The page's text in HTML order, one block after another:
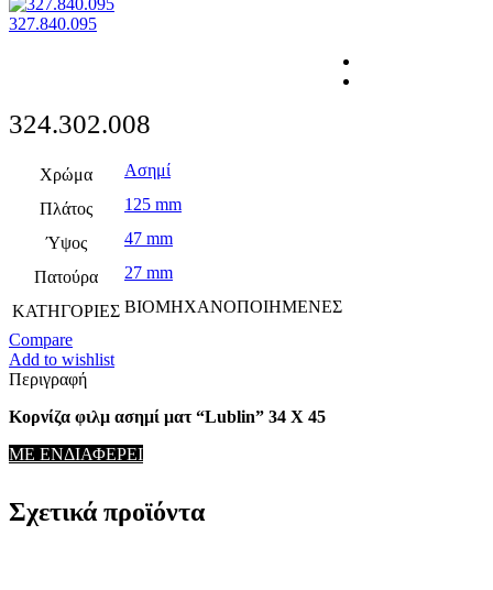
327.840.095
324.302.008
Χρώμα Ασημί
Πλάτος 125 mm
Ύψος 47 mm
Πατούρα 27 mm
ΚΑΤΗΓΟΡΙΕΣ ΒΙΟΜΗΧΑΝΟΠΟΙΗΜΕΝΕΣ
Compare
Add to wishlist
Περιγραφή
Κορνίζα φιλμ ασημί ματ “Lublin” 34 Χ 45
ΜΕ ΕΝΔΙΑΦΕΡΕΙ
Σχετικά προϊόντα